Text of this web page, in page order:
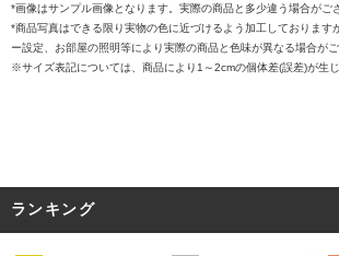
*画像はサンプル画像となります。実際の商品と多少違う場合がご
*商品写真はできる限り実物の色に近づけるよう加工しております
ー設定、お部屋の照明等により実際の商品と色味が異なる場合がご
※サイズ表記については、商品により1～2cmの個体差(誤差)が生じ
ランキング